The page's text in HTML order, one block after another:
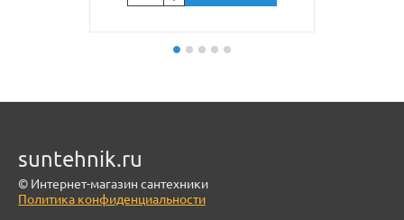
suntehnik.ru
© Интернет-магазин сантехники
Политика конфиденциальности